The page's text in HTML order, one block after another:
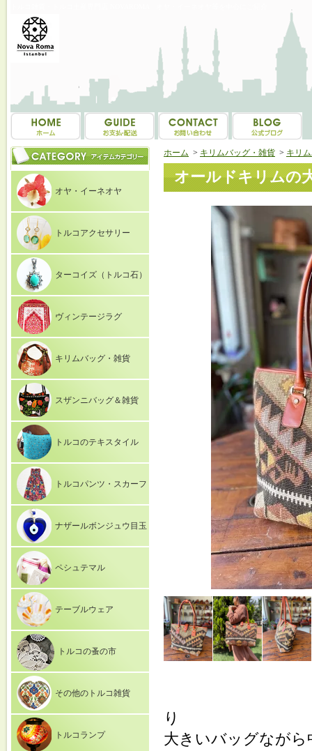
オヤ・イーネオヤ
トルコアクセサリー
ターコイズ（トルコ石）
ヴィンテージラグ
キリムバッグ・雑貨
スザンニバッグ＆雑貨
トルコのテキスタイル
トルコパンツ・スカーフ
ナザールボンジュウ目玉
ペシュテマル
テーブルウェア
トルコの蚤の市
その他のトルコ雑貨
トルコランプ
ホーム > キリムバッグ・雑貨 > キリ
オールドキリムの
り
大きいバッグなが